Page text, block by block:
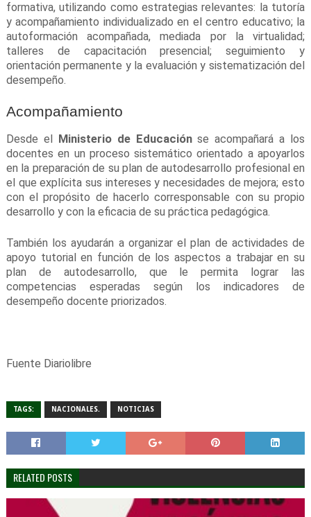
formativa, utilizando como estrategias relevantes: la tutoría
y acompañamiento individualizado en el centro educativo; la
autoformación acompañada, mediada por la virtualidad;
talleres de capacitación presencial; seguimiento y
orientación permanente y la evaluación y sistematización del
desempeño.
Acompañamiento
Desde el Ministerio de Educaciónse acompañará a los
docentes en un proceso sistemático orientado a apoyarlos
en la preparación de su plan de autodesarrollo profesional en
el que explícita sus intereses y necesidades de mejora; esto
con el propósito de hacerlo corresponsable con su propio
desarrollo y con la eficacia de su práctica pedagógica.
También los ayudarán a organizar el plan de actividades de
apoyo tutorial en función de los aspectos a trabajar en su
plan de autodesarrollo, que le permita lograr las
competencias esperadas según los indicadores de
desempeño docente priorizados.
Fuente Diariolibre
TAGS: NACIONALES. NOTICIAS
RELATED POSTS